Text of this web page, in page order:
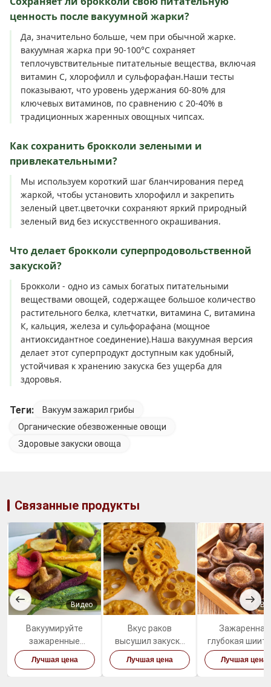
ценность после вакуумной жарки?
Да, значительно больше, чем при обычной жарке.
вакуумная жарка при 90-100°C сохраняет
теплочувствительные питательные вещества, включая
витамин С, хлорофилл и сульфорафан.Наши тесты
показывают, что уровень удержания 60-80% для
ключевых витаминов, по сравнению с 20-40% в
традиционных жаренных овощных чипсах.
Как сохранить брокколи зелеными и
привлекательными?
Мы используем короткий шаг бланчирования перед
жаркой, чтобы установить хлорофилл и закрепить
зеленый цвет.цветочки сохраняют яркий природный
зеленый вид без искусственного окрашивания.
Что делает брокколи суперпродовольственной
закуской?
Брокколи - одно из самых богатых питательными
веществами овощей, содержащее большое количество
растительного белка, клетчатки, витамина С, витамина
К, кальция, железа и сульфорафана (мощное
антиоксидантное соединение).Наша вакуумная версия
делает этот суперпродукт доступным как удобный,
устойчивая к хранению закуска без ущерба для
здоровья.
Теги:
Вакуум зажарил грибы
Органические обезвоженные овощи
Здоровые закуски овоща
Связанные продукты
Видео
Вакуумируйте
зажаренные
высушенные
овощи плодов
Лучшая цена
Вкус раков
высушил закуски
корня лотоса
овощей плодов
Лучшая цена
Зажаренная
глубокая
пальмового
величает
Лучшая цена